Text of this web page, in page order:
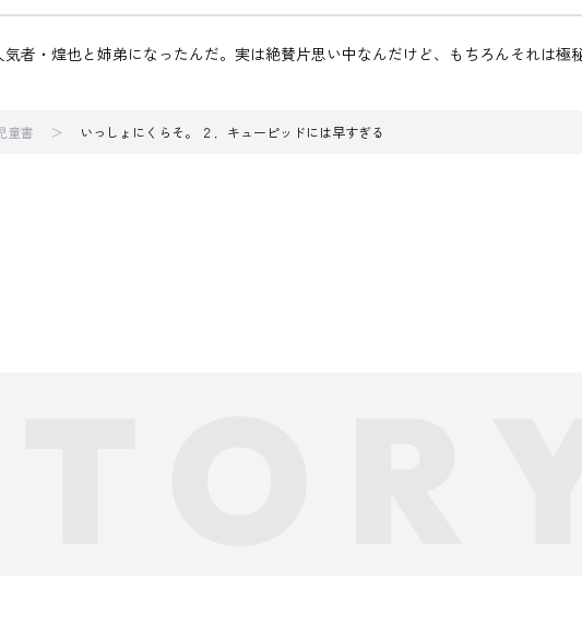
者・煌也と姉弟になったんだ。実は絶賛片思い中なんだけど、もちろんそれは
童書 いっしょにくらそ。 ２．キューピッドには早すぎる